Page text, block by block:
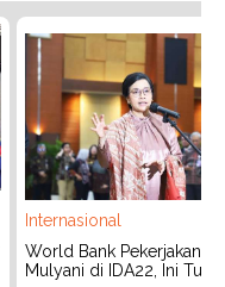
Internasional
World Bank Pekerjakan
Mulyani di IDA22, Ini